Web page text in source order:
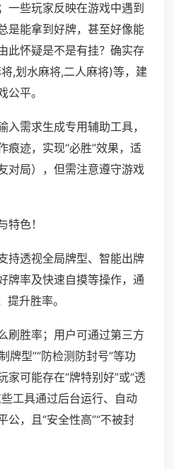
一些玩家反映在游戏中遇到
是能拿到好牌，甚至好像能
此怀疑是不是有挂？确实存
,划水麻将,二人麻将)等，建
平。
入需求生成专用辅助工具，
痕迹，实现“必胜”效果，适
对局），但需注意遵守游戏
色！
持透视全局牌型、智能出牌
牌率及快速自摸等操作，通
升胜率。
刷胜率；用户可通过第三方
牌型”“防检测防封号”等功
家可能存在“牌特别好”或“透
工具通过后台运行、自动
公，且“安全性高”“不被封